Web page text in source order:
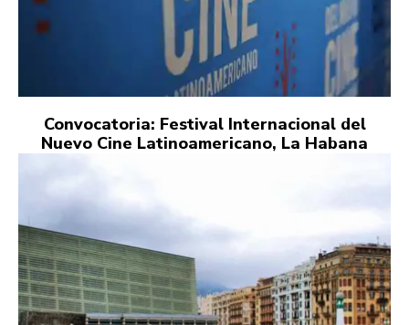
Convocatoria: Festival Internacional del
Nuevo Cine Latinoamericano, La Habana